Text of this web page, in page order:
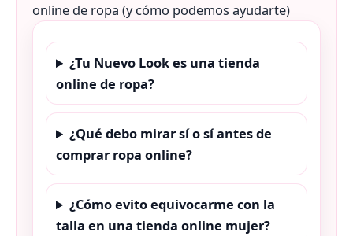
online de ropa (y cómo podemos ayudarte)
¿Tu Nuevo Look es una tienda
online de ropa?
¿Qué debo mirar sí o sí antes de
comprar ropa online?
¿Cómo evito equivocarme con la
talla en una tienda online mujer?